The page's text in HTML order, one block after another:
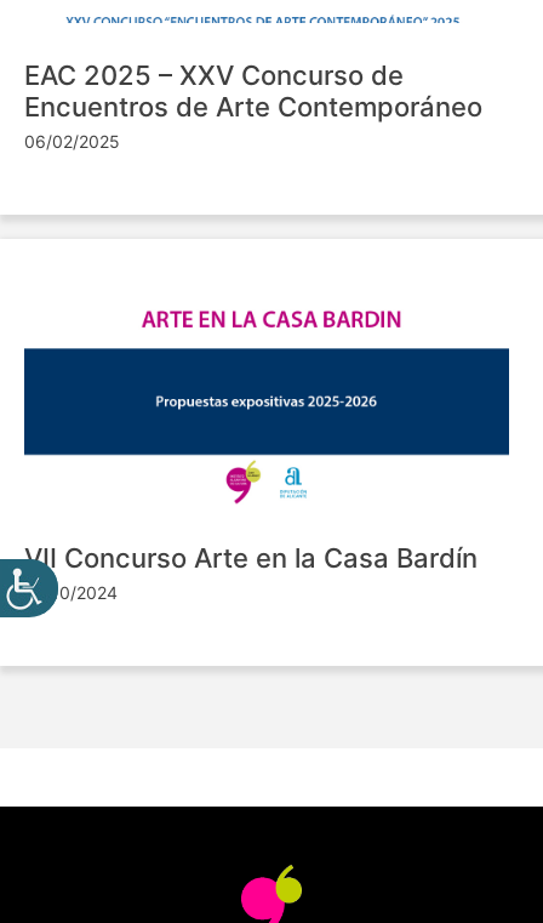
EAC 2025 – XXV Concurso de
Encuentros de Arte Contemporáneo
06/02/2025
VII Concurso Arte en la Casa Bardín
24/10/2024